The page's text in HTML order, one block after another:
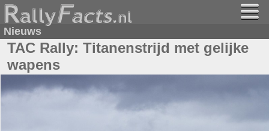
Nieuws
TAC Rally: Titanenstrijd met gelijke
wapens